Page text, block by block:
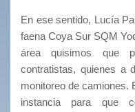
En ese sentido, Lucía
faena Coya Sur SQM
área quisimos que
contratistas, quienes a
monitoreo de camiones.
instancia para que